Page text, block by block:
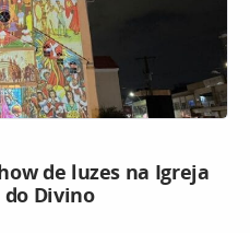
de luzes na Igreja
Divino